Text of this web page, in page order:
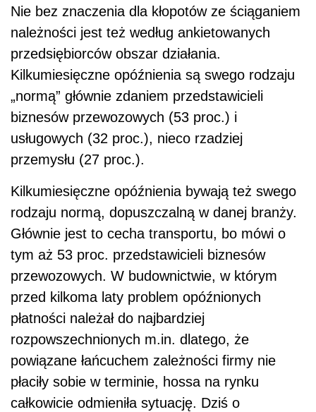
Nie bez znaczenia dla kłopotów ze ściąganiem
należności jest też według ankietowanych
przedsiębiorców obszar działania.
Kilkumiesięczne opóźnienia są swego rodzaju
„normą” głównie zdaniem przedstawicieli
biznesów przewozowych (53 proc.) i
usługowych (32 proc.), nieco rzadziej
przemysłu (27 proc.).
Kilkumiesięczne opóźnienia bywają też swego
rodzaju normą, dopuszczalną w danej branży.
Głównie jest to cecha transportu, bo mówi o
tym aż 53 proc. przedstawicieli biznesów
przewozowych. W budownictwie, w którym
przed kilkoma laty problem opóźnionych
płatności należał do najbardziej
rozpowszechnionych m.in. dlatego, że
powiązane łańcuchem zależności firmy nie
płaciły sobie w terminie, hossa na rynku
całkowicie odmieniła sytuację. Dziś o